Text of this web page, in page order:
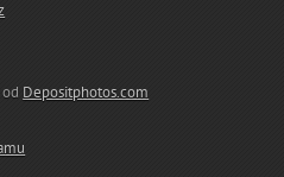
Depositphotos.com